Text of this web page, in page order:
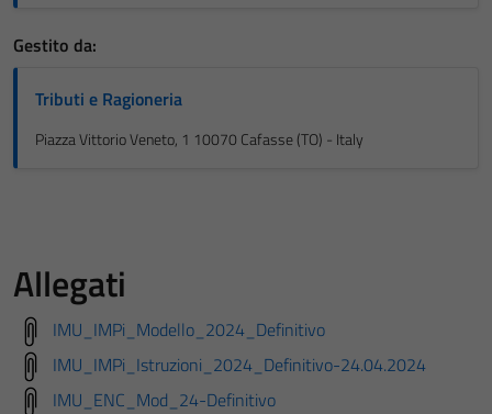
Gestito da:
Tributi e Ragioneria
Piazza Vittorio Veneto, 1 10070 Cafasse (TO) - Italy
Allegati
IMU_IMPi_Modello_2024_Definitivo
IMU_IMPi_Istruzioni_2024_Definitivo-24.04.2024
IMU_ENC_Mod_24-Definitivo